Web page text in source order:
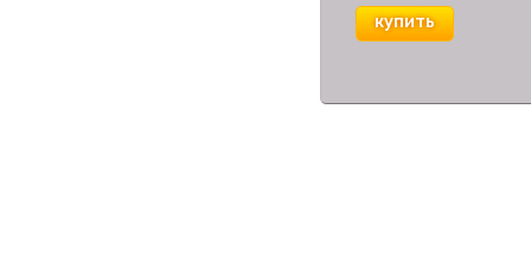
купить